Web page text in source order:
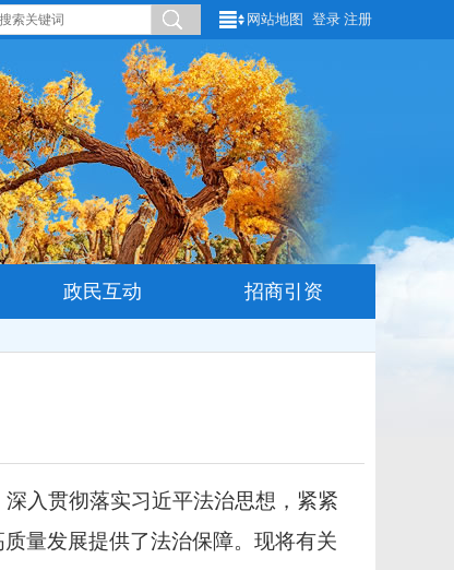
网站地图 登录 注册
政民互动 招商引资
入贯彻落实习近平法治思想，紧紧
量发展提供了法治保障。现将有关